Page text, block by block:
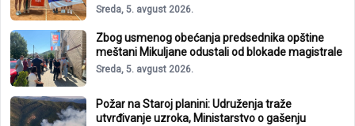
Sreda, 5. avgust 2026.
Zbog usmenog obećanja predsednika opštine
meštani Mikuljane odustali od blokade magistrale
Sreda, 5. avgust 2026.
Požar na Staroj planini: Udruženja traže
utvrđivanje uzroka, Ministarstvo o gašenju